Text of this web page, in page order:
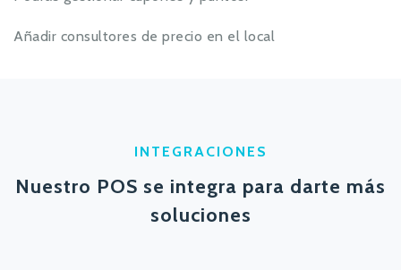
Añadir consultores de precio en el local
INTEGRACIONES
Nuestro POS se integra para darte más
soluciones